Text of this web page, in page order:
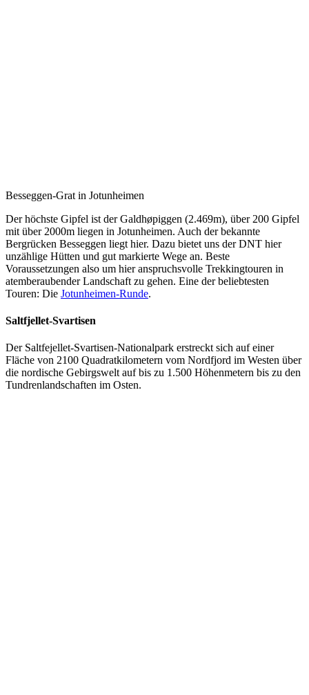
Besseggen-Grat in Jotunheimen
Der höchste Gipfel ist der Galdhøpiggen (2.469m), über 200 Gipfel
mit über 2000m liegen in Jotunheimen. Auch der bekannte
Bergrücken Besseggen liegt hier. Dazu bietet uns der DNT hier
unzählige Hütten und gut markierte Wege an. Beste
Voraussetzungen also um hier anspruchsvolle Trekkingtouren in
atemberaubender Landschaft zu gehen. Eine der beliebtesten
Touren: Die Jotunheimen-Runde.
Saltfjellet-Svartisen
Der Saltfejellet-Svartisen-Nationalpark erstreckt sich auf einer
Fläche von 2100 Quadratkilometern vom Nordfjord im Westen über
die nordische Gebirgswelt auf bis zu 1.500 Höhenmetern bis zu den
Tundrenlandschaften im Osten.